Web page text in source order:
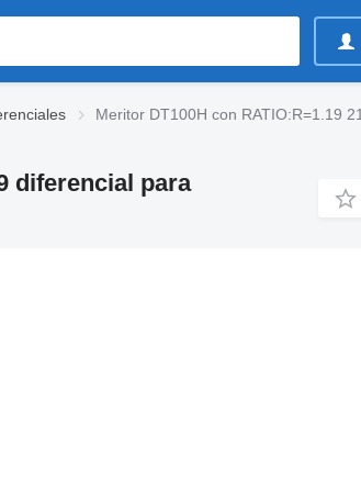
Meritor DT100H con RATIO:R=1.19
diferencial para